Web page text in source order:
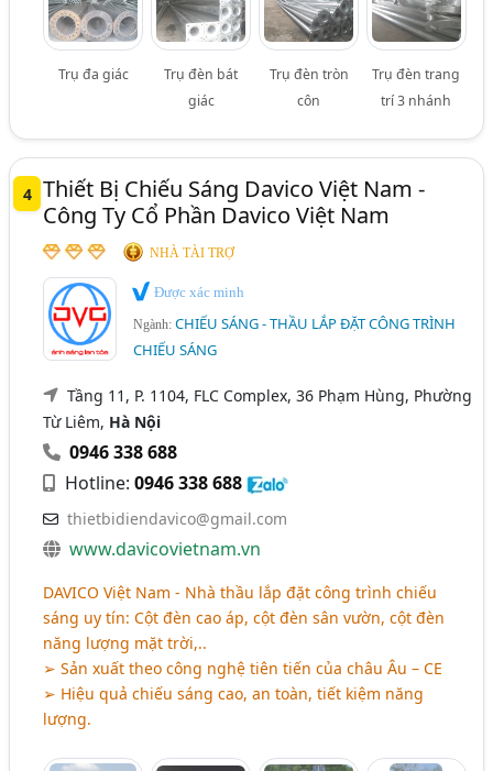
Trụ đa giác
Trụ đèn bát
giác
Trụ đèn tròn
côn
Trụ đèn trang
trí 3 nhánh
4 Thiết Bị Chiếu Sáng Davico Việt Nam -
Công Ty Cổ Phần Davico Việt Nam
NHÀ TÀI TRỢ
Được xác minh
Ngành:CHIẾU SÁNG - THẦU LẮP ĐẶT CÔNG TRÌNH
CHIẾU SÁNG
Tầng 11, P. 1104, FLC Complex, 36 Phạm Hùng, Phường
Từ Liêm, Hà Nội
0946 338 688
Hotline:0946 338 688
thietbidiendavico@gmail.com
www.davicovietnam.vn
DAVICO Việt Nam - Nhà thầu lắp đặt công trình chiếu
sáng uy tín: Cột đèn cao áp, cột đèn sân vườn, cột đèn
năng lượng mặt trời,..
➢ Sản xuất theo công nghệ tiên tiến của châu Âu – CE
➢ Hiệu quả chiếu sáng cao, an toàn, tiết kiệm năng
lượng.